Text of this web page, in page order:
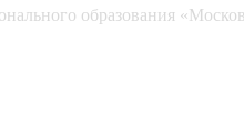
образования